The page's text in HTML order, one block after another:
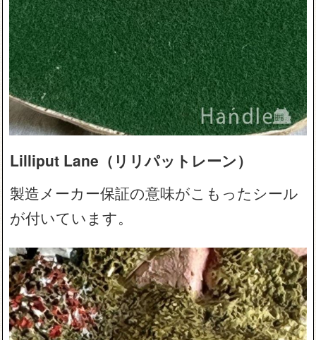
Lilliput Lane（リリパットレーン）
製造メーカー保証の意味がこもったシール
が付いています。